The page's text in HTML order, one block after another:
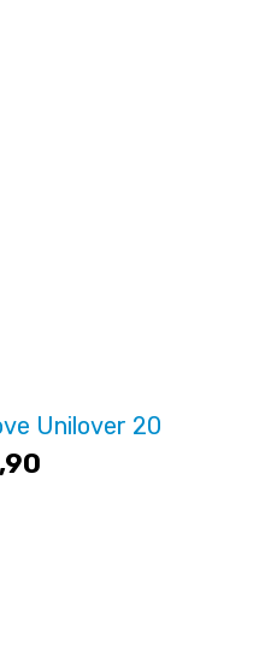
Unilover 20